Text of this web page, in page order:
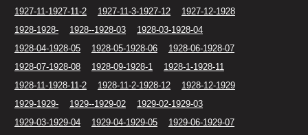
1927-11-1927-11-2 1927-11-3-1927-12
1927-12-1928
1928-1928-
1928--1928-03
1928-03-1928-04
1928-04-1928-05
1928-05-1928-06
1928-06-1928-07
1928-07-1928-08
1928-09-1928-1
1928-1-1928-11
1928-11-1928-11-2
1928-11-2-1928-12
1928-12-1929
1929-1929-
1929--1929-02
1929-02-1929-03
1929-03-1929-04
1929-04-1929-05
1929-06-1929-07